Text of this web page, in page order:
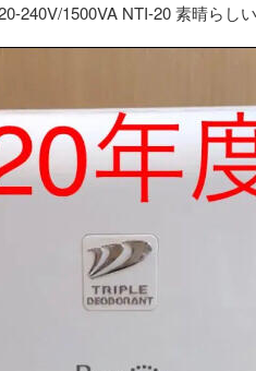
240V/1500VA NTI-20 素晴らし